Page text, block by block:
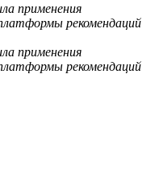
применения
рекомендаций
применения
рекомендаций